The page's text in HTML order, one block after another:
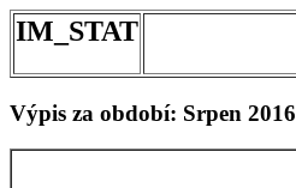
IM_STAT
Výpis za období: Srpen 2016